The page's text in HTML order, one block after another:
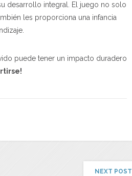
desarrollo integral. El juego no solo
les proporciona una infancia
puede tener un impacto duradero
NEXT POST